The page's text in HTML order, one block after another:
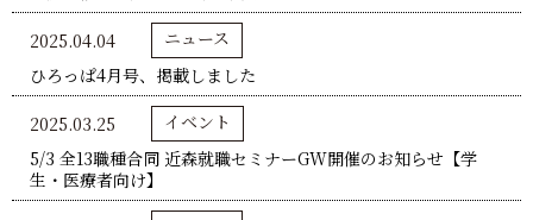
2025.04.04
ニュース
ひろっぱ4月号、掲載しました
2025.03.25
イベント
5/3 全13職種合同 近森就職セミナーGW開催のお知らせ【学
生・医療者向け】